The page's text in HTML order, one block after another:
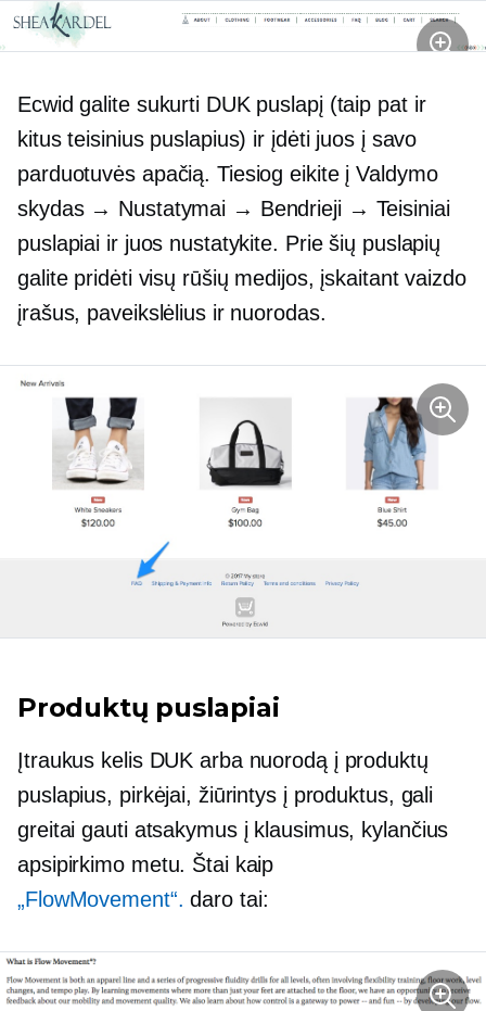
Ecwid galite sukurti DUK puslapį (taip pat ir
kitus teisinius puslapius) ir įdėti juos į savo
parduotuvės apačią. Tiesiog eikite į Valdymo
skydas → Nustatymai → Bendrieji → Teisiniai
puslapiai ir juos nustatykite. Prie šių puslapių
galite pridėti visų rūšių medijos, įskaitant vaizdo
įrašus, paveikslėlius ir nuorodas.
Produktų puslapiai
Įtraukus kelis DUK arba nuorodą į produktų
puslapius, pirkėjai, žiūrintys į produktus, gali
greitai gauti atsakymus į klausimus, kylančius
apsipirkimo metu. Štai kaip
„FlowMovement“. daro tai: